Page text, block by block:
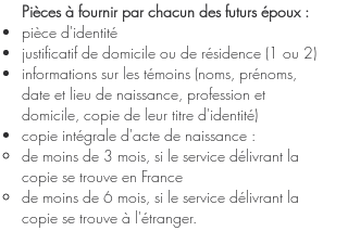
Pièces à fournir par chacun des futurs époux :
pièce d'identité
justificatif de domicile ou de résidence (1 ou 2)
informations sur les témoins (noms, prénoms,
date et lieu de naissance, profession et
domicile, copie de leur titre d'identité)
copie intégrale d'acte de naissance :
de moins de 3 mois, si le service délivrant la
copie se trouve en France
de moins de 6 mois, si le service délivrant la
copie se trouve à l'étranger.